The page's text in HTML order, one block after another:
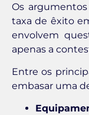
Os
taxa de êxito
envolvem
apenas a
Entre os
embasar uma